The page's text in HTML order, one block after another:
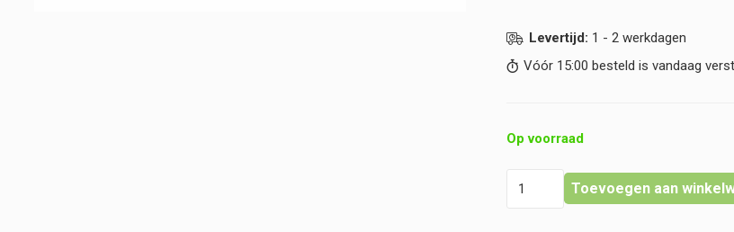
Levertijd: 1 - 2 werkdagen
Vóór 15:00 besteld is vandaag
Op voorraad
Toevoegen aan